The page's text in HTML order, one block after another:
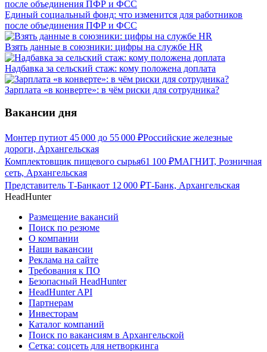
Единый социальный фонд: что изменится для работников
после объединения ПФР и ФСС
Взять данные в союзники: цифры на службе HR
Надбавка за сельский стаж: кому положена доплата
Зарплата «в конверте»: в чём риски для сотрудника?
Вакансии дня
Монтер путиот 45 000 до 55 000 ₽Российские железные
дороги, Архангельская
Комплектовщик пищевого сырья61 100 ₽МАГНИТ, Розничная
сеть, Архангельская
Представитель Т-Банкаот 12 000 ₽Т-Банк, Архангельская
HeadHunter
Размещение вакансий
Поиск по резюме
О компании
Наши вакансии
Реклама на сайте
Требования к ПО
Безопасный HeadHunter
HeadHunter API
Партнерам
Инвесторам
Каталог компаний
Поиск по вакансиям в Архангельской
Сетка: соцсеть для нетворкинга